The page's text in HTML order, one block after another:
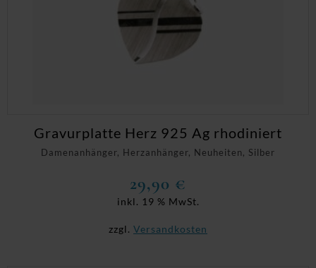
Damenanhänger, Herzanhänger, Neuheiten, Silber
Gravurplatte Herz 925 Ag rhodiniert
29,90 €
inkl. 19 % MwSt.
zzgl. Versandkosten